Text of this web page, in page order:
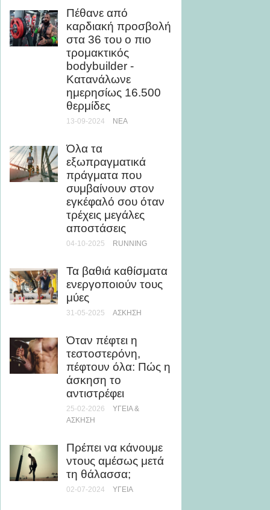
Πέθανε από
καρδιακή προσβολή
στα 36 του ο πιο
τρομακτικός
bodybuilder -
Κατανάλωνε
ημερησίως 16.500
θερμίδες
13-09-2024 ΝΈΑ
Όλα τα
εξωπραγματικά
πράγματα που
συμβαίνουν στον
εγκέφαλό σου όταν
τρέχεις μεγάλες
αποστάσεις
04-10-2025 RUNNING
Τα βαθιά καθίσματα
ενεργοποιούν τους
μύες
31-05-2025 ΆΣΚΗΣΗ
Όταν πέφτει η
τεστοστερόνη,
πέφτουν όλα: Πώς η
άσκηση το
αντιστρέφει
25-02-2026
ΥΓΕΊΑ &
ΆΣΚΗΣΗ
Πρέπει να κάνουμε
ντους αμέσως μετά
τη θάλασσα;
02-07-2024 ΥΓΕΊΑ